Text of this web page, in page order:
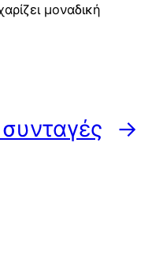
μοναδική
→